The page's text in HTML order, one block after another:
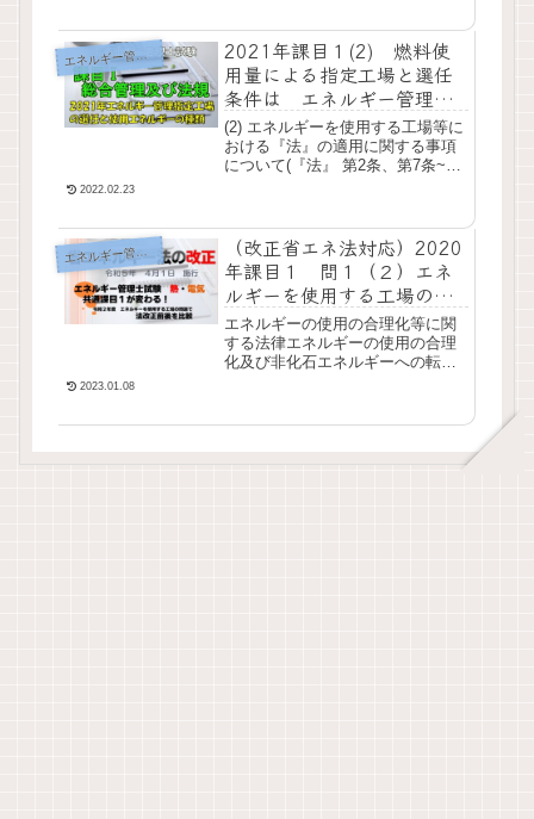
品工場において、コ...
エ
ネルギー管理士
2021年課目１(2) 燃料使
用量による指定工場と選任
条件は エネルギー管理指
定工場
(2) エネルギーを使用する工場等に
おける『法』の適用に関する事項
について(『法』 第2条、第7条~第
とし...
2022.02.23
エ
ネルギー管理士
（改正省エネ法対応）2020
年課目１ 問１（２）エネ
ルギーを使用する工場の判
定
エネルギーの使用の合理化等に関
する法律エネルギーの使用の合理
化及び非化石エネルギーへの転換
2023.01.08